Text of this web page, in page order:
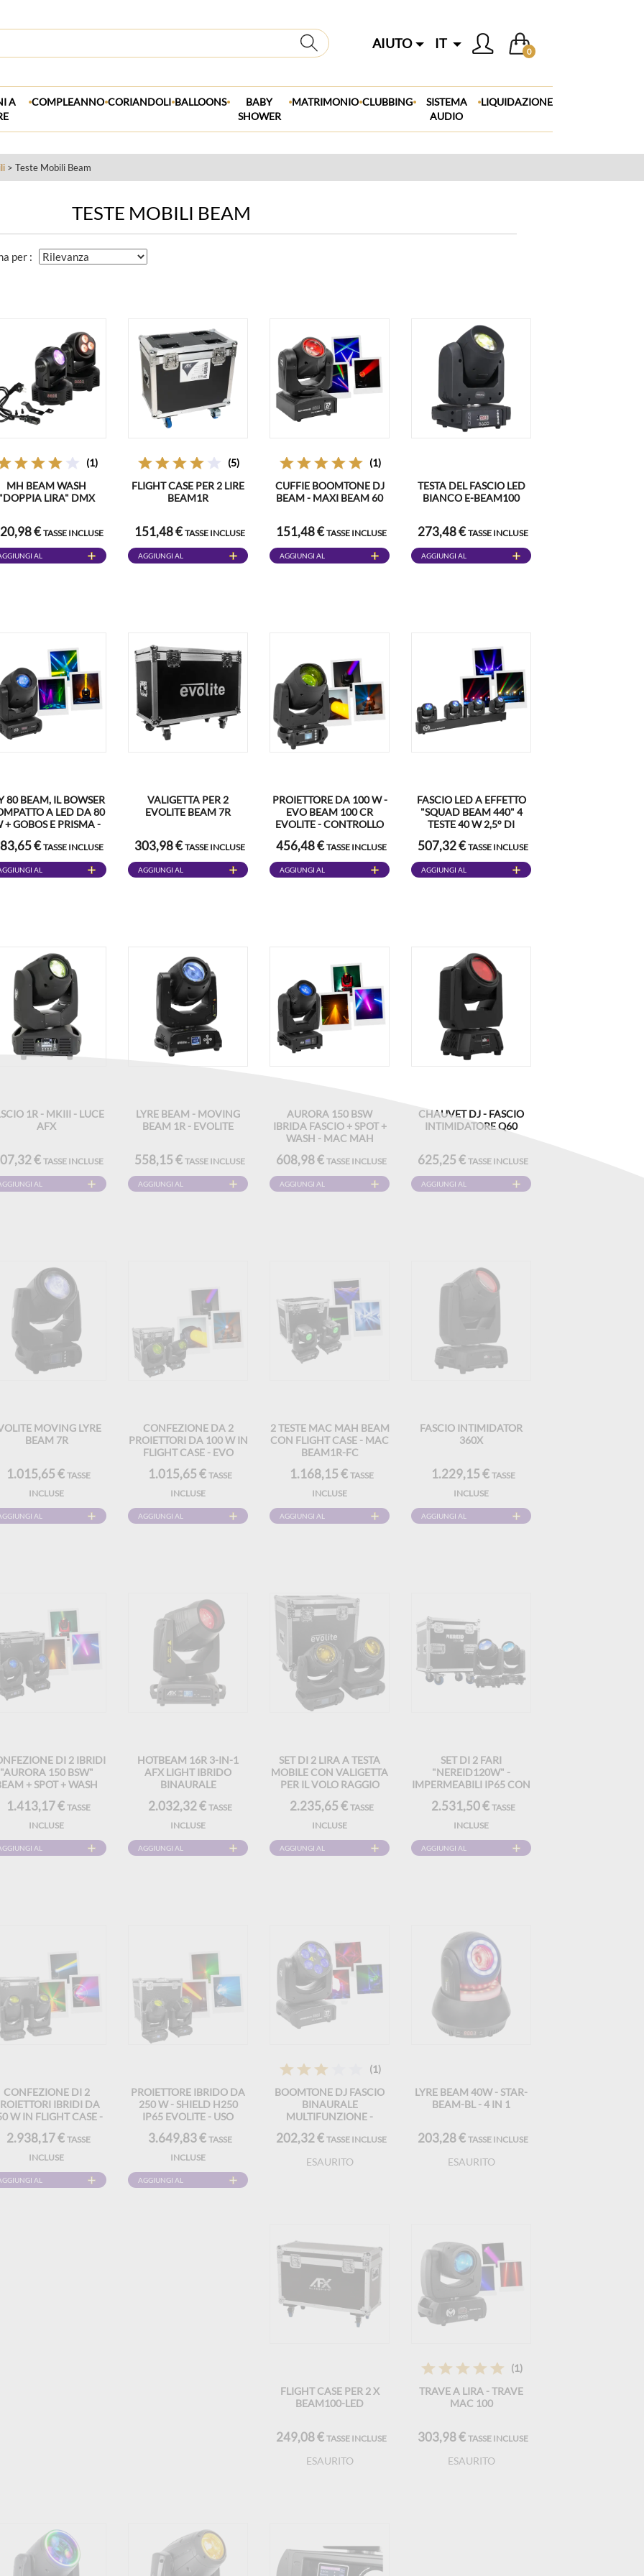
AIUTO IT
0
A
.COMPLEANNO.CORIANDOLI.BALLOONS.
BABY
SHOWER
.MATRIMONIO.CLUBBING.
SISTEMA
AUDIO
.LIQUIDAZIONE
> Teste Mobili Beam
TESTE MOBILI BEAM
per :
(1)
MH BEAM WASH
LIRA" DMX
€TASSE INCLUSE
AL
(5)
FLIGHT CASE PER 2 LIRE
BEAM1R
151,48 €TASSE INCLUSE
AGGIUNGI AL
(1)
CUFFIE BOOMTONE DJ
BEAM - MAXI BEAM 60
151,48 €TASSE INCLUSE
AGGIUNGI AL
TESTA DEL FASCIO LED
BIANCO E-BEAM100
273,48 €TASSE INCLUSE
AGGIUNGI AL
80 BEAM, IL BOWSER
A LED DA 80
+ GOBOS E PRISMA -
€TASSE INCLUSE
AL
VALIGETTA PER 2
EVOLITE BEAM 7R
303,98 €TASSE INCLUSE
AGGIUNGI AL
PROIETTORE DA 100 W -
EVO BEAM 100 CR
EVOLITE - CONTROLLO
MULTICOLORE
456,48 €TASSE INCLUSE
AGGIUNGI AL
FASCIO LED A EFFETTO
"SQUAD BEAM 440" 4
TESTE 40 W 2,5° DI
507,32 €TASSE INCLUSE
AGGIUNGI AL
1R - MKIII - LUCE
AFX
€TASSE INCLUSE
AL
LYRE BEAM - MOVING
BEAM 1R - EVOLITE
558,15 €TASSE INCLUSE
AGGIUNGI AL
AURORA 150 BSW
IBRIDA FASCIO + SPOT +
WASH - MAC MAH
608,98 €TASSE INCLUSE
AGGIUNGI AL
CHAUVET DJ - FASCIO
INTIMIDATORE Q60
625,25 €TASSE INCLUSE
AGGIUNGI AL
MOVING LYRE
BEAM 7R
1.015,65 € TASSE
INCLUSE
AL
CONFEZIONE DA 2
PROIETTORI DA 100 W IN
FLIGHT CASE - EVO
EVOLITE - CONTROLLO
DMX E LED
1.015,65 € TASSE
INCLUSE
AGGIUNGI AL
2 TESTE MAC MAH BEAM
CON FLIGHT CASE - MAC
BEAM1R-FC
1.168,15 € TASSE
INCLUSE
AGGIUNGI AL
FASCIO INTIMIDATOR
360X
1.229,15 € TASSE
INCLUSE
AGGIUNGI AL
DI 2 IBRIDI
"AURORA 150 BSW"
+ SPOT + WASH
MAH
1.413,17 € TASSE
INCLUSE
AL
HOTBEAM 16R 3-IN-1
AFX LIGHT IBRIDO
BINAURALE
2.032,32 € TASSE
INCLUSE
AGGIUNGI AL
SET DI 2 LIRA A TESTA
MOBILE CON VALIGETTA
PER IL VOLO RAGGIO
2.235,65 € TASSE
INCLUSE
AGGIUNGI AL
SET DI 2 FARI
"NEREID120W" -
IMPERMEABILI IP65 CON
2.531,50 € TASSE
INCLUSE
AGGIUNGI AL
CONFEZIONE DI 2
IBRIDI DA
W IN FLIGHT CASE -
- INTELLIGENT
SPOT & WASH
2.938,17 € TASSE
INCLUSE
AL
PROIETTORE IBRIDO DA
250 W - SHIELD H250
IP65 EVOLITE - USO
DMX E GOBO
3.649,83 € TASSE
INCLUSE
AGGIUNGI AL
(1)
BOOMTONE DJ FASCIO
BINAURALE
MULTIFUNZIONE -
202,32 €TASSE INCLUSE
ESAURITO
LYRE BEAM 40W - STAR-
BEAM-BL - 4 IN 1
203,28 €TASSE INCLUSE
ESAURITO
FLIGHT CASE PER 2 X
BEAM100-LED
249,08 €TASSE INCLUSE
ESAURITO
(1)
TRAVE A LIRA - TRAVE
MAC 100
303,98 €TASSE INCLUSE
ESAURITO